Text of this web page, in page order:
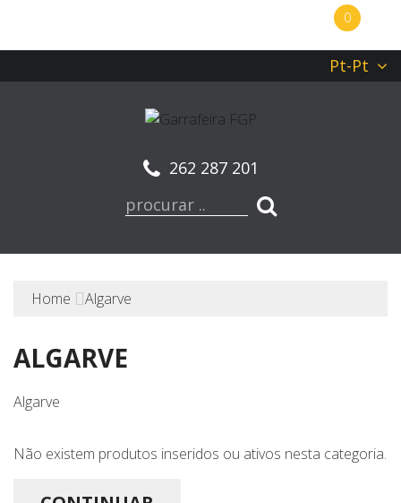
0
Pt-Pt
262 287 201
Home Algarve
ALGARVE
Algarve
Não existem produtos inseridos ou ativos nesta categoria.